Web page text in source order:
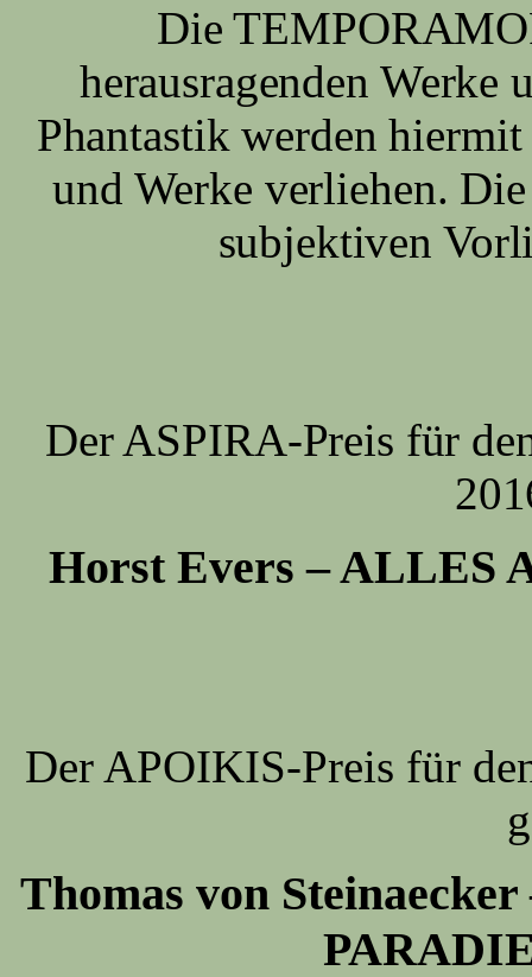
Die
herausragenden Werke
Phantastik werden hiermit
und Werke verliehen.
subjektiven
Der ASPIRA-Preis für
Horst Evers – ALLES
Der APOIKIS-Preis für
Thomas von